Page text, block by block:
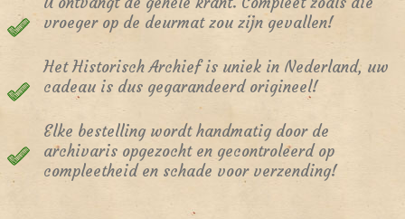
vroeger op de deurmat zou zijn gevallen!
Het Historisch Archief is uniek in Nederland, uw
cadeau is dus gegarandeerd origineel!
Elke bestelling wordt handmatig door de
archivaris opgezocht en gecontroleerd op
compleetheid en schade voor verzending!